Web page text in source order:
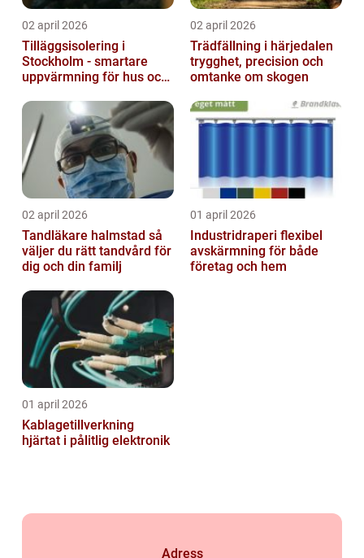
02 april 2026
Tilläggsisolering i
Stockholm - smartare
uppvärmning för hus och
02 april 2026
Trädfällning i härjedalen
trygghet, precision och
omtanke om skogen
02 april 2026
Tandläkare halmstad så
väljer du rätt tandvård för
dig och din familj
01 april 2026
Industridraperi flexibel
avskärmning för både
företag och hem
01 april 2026
Kablagetillverkning
hjärtat i pålitlig elektronik
Adress